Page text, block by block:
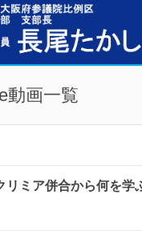
動画一覧
リミア併合から何を学